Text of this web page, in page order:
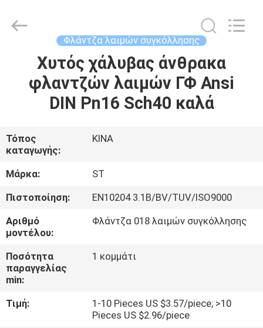
ΑΡΧΙΚΉ
ΣΕΛΊΔΑ
ΒΊΝΤΕΟ
ΕΜΦΆΝΙΣΗ
VR
ΣΧΕΤΙΚΆ
ΜΕ
ΕΜΆΣ
Group
Φλάντζα λαιμών συγκόλλησης
Χυτός χάλυβας άνθρακα
φλαντζών λαιμών ΓΦ Ansi
DIN Pn16 Sch40 καλά
Τόπος
καταγωγής:
ΚΙΝΑ
Μάρκα:
ST
Πιστοποίηση:
EN10204 3.1B/BV/TUV/ISO9000
Αριθμό
μοντέλου:
Φλάντζα 018 λαιμών συγκόλλησης
Ποσότητα
παραγγελίας
min:
1 κομμάτι
Τιμή:
1-10 Pieces US $3.57/piece; >10
Pieces US $2.96/piece